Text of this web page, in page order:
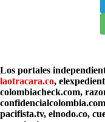
Los portales
laotracara.co,
colombiacheck.com,
pacifista.tv, elnodo.co,